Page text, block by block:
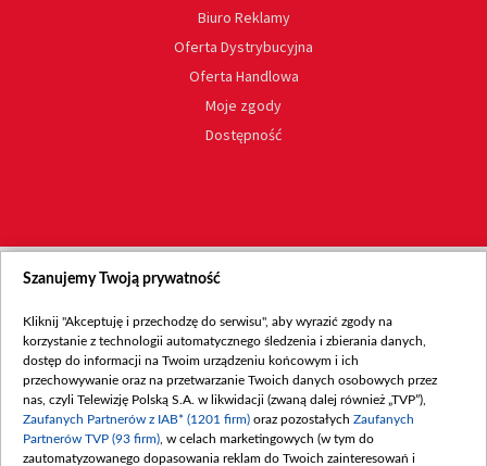
Biuro Reklamy
Oferta Dystrybucyjna
Oferta Handlowa
Moje zgody
Dostępność
Szanujemy Twoją prywatność
Kliknij "Akceptuję i przechodzę do serwisu", aby wyrazić zgody na
korzystanie z technologii automatycznego śledzenia i zbierania danych,
dostęp do informacji na Twoim urządzeniu końcowym i ich
przechowywanie oraz na przetwarzanie Twoich danych osobowych przez
nas, czyli Telewizję Polską S.A. w likwidacji (zwaną dalej również „TVP”),
Zaufanych Partnerów z IAB* (1201 firm) oraz pozostałych Zaufanych
Partnerów TVP (93 firm) , w celach marketingowych (w tym do
zautomatyzowanego dopasowania reklam do Twoich zainteresowań i